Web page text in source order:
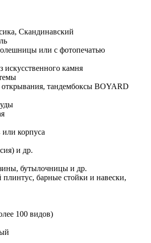
Скандинавский
или с фотопечатью
искусственного камня
тандембоксы BOYARD
или корпуса
и др.
бутылочницы и др.
барные стойки и навески,
100 видов)